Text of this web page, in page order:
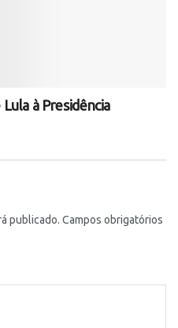
à Presidência
publicado. Campos obrigatórios